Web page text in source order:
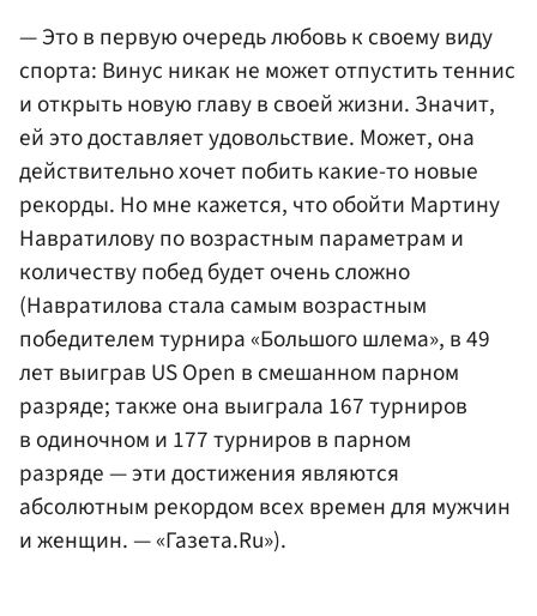
— Это в первую очередь любовь к своему виду
спорта: Винус никак не может отпустить теннис
и открыть новую главу в своей жизни. Значит,
ей это доставляет удовольствие. Может, она
действительно хочет побить какие-то новые
рекорды. Но мне кажется, что обойти Мартину
Навратилову по возрастным параметрам и
количеству побед будет очень сложно
(Навратилова стала самым возрастным
победителем турнира «Большого шлема», в 49
лет выиграв US Open в смешанном парном
разряде; также она выиграла 167 турниров
в одиночном и 177 турниров в парном
разряде — эти достижения являются
абсолютным рекордом всех времен для мужчин
и женщин. — «Газета.Ru»).